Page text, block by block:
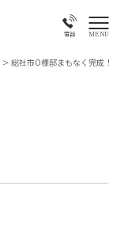
電話 MENU
> 総社市O様邸まもなく完成！